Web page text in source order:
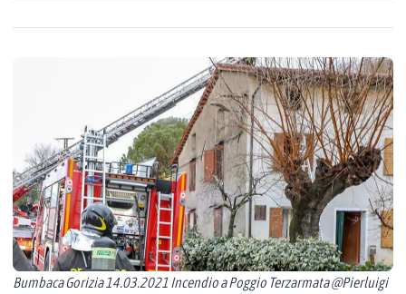
Bumbaca Gorizia 14.03.2021 Incendio a Poggio Terzarmata @Pierluigi